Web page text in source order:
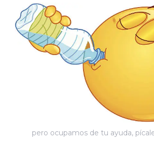
pero ocupamos de tu ayuda,